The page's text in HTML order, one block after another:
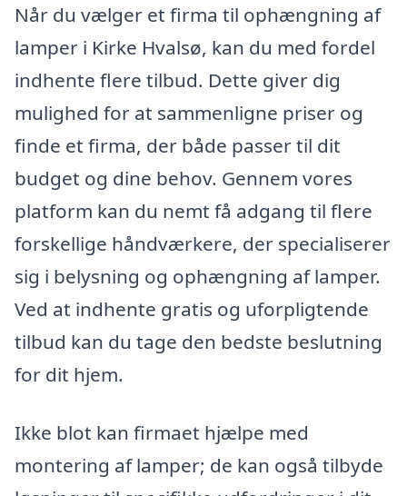
Når du vælger et firma til ophængning af
lamper i Kirke Hvalsø, kan du med fordel
indhente flere tilbud. Dette giver dig
mulighed for at sammenligne priser og
finde et firma, der både passer til dit
budget og dine behov. Gennem vores
platform kan du nemt få adgang til flere
forskellige håndværkere, der specialiserer
sig i belysning og ophængning af lamper.
Ved at indhente gratis og uforpligtende
tilbud kan du tage den bedste beslutning
for dit hjem.
Ikke blot kan firmaet hjælpe med
montering af lamper; de kan også tilbyde